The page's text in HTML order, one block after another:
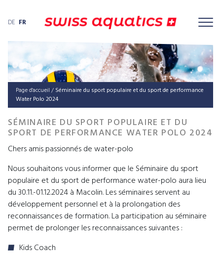
DE FR
Page d'accueil / Séminaire du sport populaire et du sport de performance
Water Polo 2024
SÉMINAIRE DU SPORT POPULAIRE ET DU
SPORT DE PERFORMANCE WATER POLO 2024
Chers amis passionnés de water-polo
Nous souhaitons vous informer que le Séminaire du sport
populaire et du sport de performance water-polo aura lieu
du 30.11.-01.12.2024 à Macolin. Les séminaires servent au
développement personnel et à la prolongation des
reconnaissances de formation. La participation au séminaire
permet de prolonger les reconnaissances suivantes :
Kids Coach